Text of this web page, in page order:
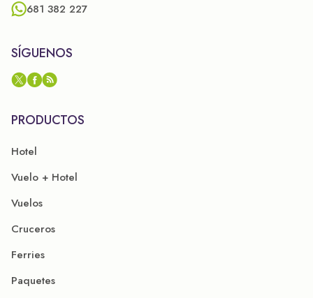
681 382 227
SÍGUENOS
PRODUCTOS
Hotel
Vuelo + Hotel
Vuelos
Cruceros
Ferries
Paquetes